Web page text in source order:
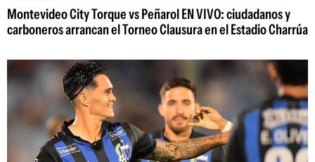
Montevideo City Torque vs Peñarol EN VIVO: ciudadanos y
carboneros arrancan el Torneo Clausura en el Estadio Charrúa